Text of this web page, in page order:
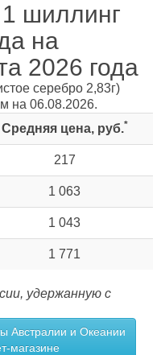
шиллинг
на
2026 года
серебро 2,83г)
на 06.08.2026.
Средняя цена, руб.*
217
1 063
1 043
1 771
удержанную с
Австралии и Океании
магазине